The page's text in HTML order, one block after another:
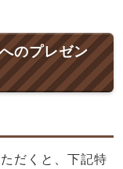
のプレゼン
だくと、下記特